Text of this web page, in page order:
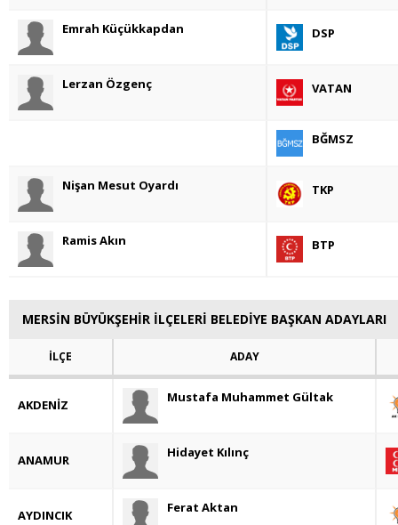
Emrah Küçükkapdan DSP
Lerzan Özgenç VATAN
BĞMSZ
Nişan Mesut Oyardı TKP
Ramis Akın BTP
MERSİN BÜYÜKŞEHİR İLÇELERİ BELEDİYE BAŞKAN ADAYLARI
İLÇE ADAY
AKDENİZ Mustafa Muhammet Gültak
ANAMUR Hidayet Kılınç
AYDINCIK Ferat Aktan